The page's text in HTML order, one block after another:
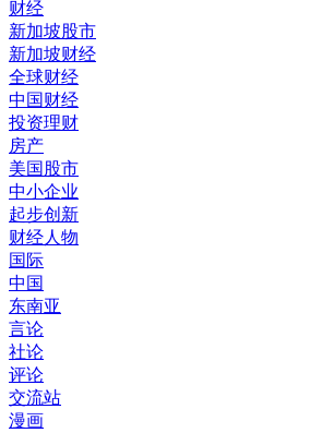
财经
新加坡股市
新加坡财经
全球财经
中国财经
投资理财
房产
美国股市
中小企业
起步创新
财经人物
国际
中国
东南亚
言论
社论
评论
交流站
漫画